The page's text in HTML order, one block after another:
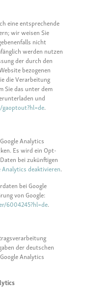
eine entsprechende
wir weisen Sie
nicht
werden nutzen
der durch den
bezogenen
die Verarbeitung
Sie das unter dem
und
.
Analytics
Es wird ein Opt-
bei zukünftigen
Analytics deaktivieren.
bei Google
von Google:
6004245?hl=de.
der deutschen
Analytics